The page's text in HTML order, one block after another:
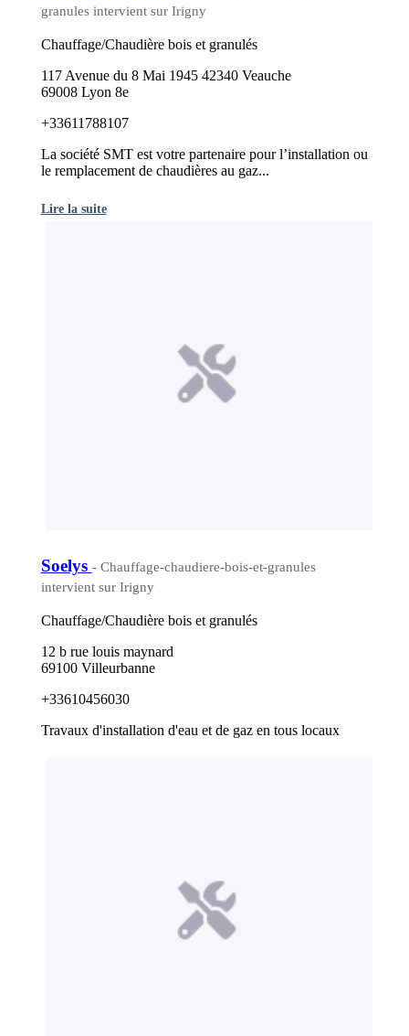
granules intervient sur Irigny
Chauffage/Chaudière bois et granulés
117 Avenue du 8 Mai 1945 42340 Veauche
69008 Lyon 8e
+33611788107
La société SMT est votre partenaire pour l’installation ou
le remplacement de chaudières au gaz...
Lire la suite
Soelys - Chauffage-chaudiere-bois-et-granules
intervient sur Irigny
Chauffage/Chaudière bois et granulés
12 b rue louis maynard
69100 Villeurbanne
+33610456030
Travaux d'installation d'eau et de gaz en tous locaux